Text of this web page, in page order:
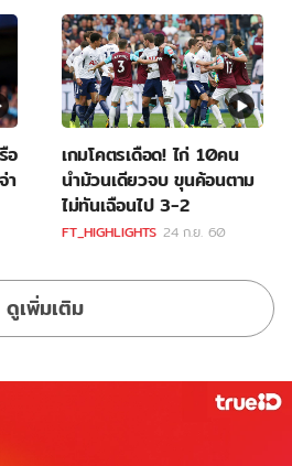
อ
า
เกมโคตรเดือด! ไก่ 10คน
นำม้วนเดียวจบ ขุนค้อนตาม
ไม่ทันเฉือนไป 3-2
FT_HIGHLIGHTS 24 ก.ย. 60
ดูเพิ่มเติม